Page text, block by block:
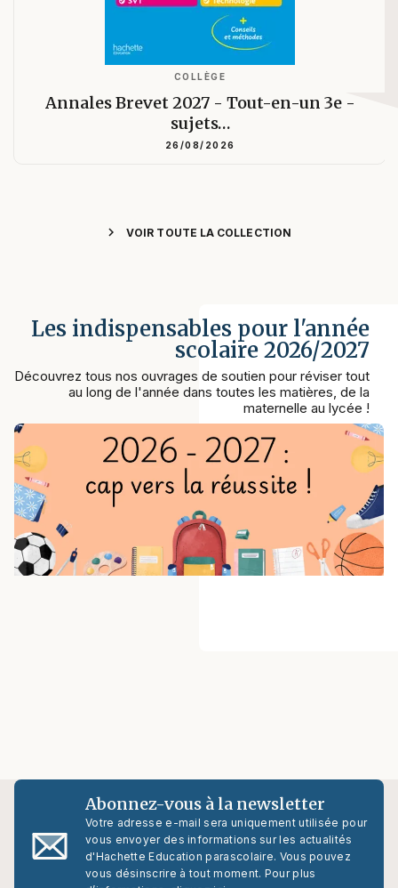
COLLÈGE
Annales Brevet 2027 - Tout-en-un 3e -
sujets…
26/08/2026
chevron_right VOIR TOUTE LA COLLECTION
Les indispensables pour l'année
scolaire 2026/2027
Découvrez tous nos ouvrages de soutien pour réviser tout
au long de l'année dans toutes les matières, de la
maternelle au lycée !
Abonnez-vous à la newsletter
Votre adresse e-mail sera uniquement utilisée pour
vous envoyer des informations sur les actualités
d'Hachette Education parascolaire. Vous pouvez
vous désinscrire à tout moment. Pour plus